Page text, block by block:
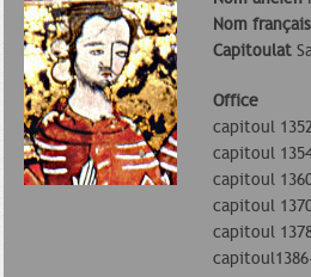
Nom français
Capitoulat
Office
capitoul
capitoul
capitoul
capitoul
capitoul